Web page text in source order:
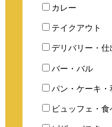
カレー
テイクアウト
デリバリー・仕
バー・バル
パン・ケーキ・
ビュッフェ・食